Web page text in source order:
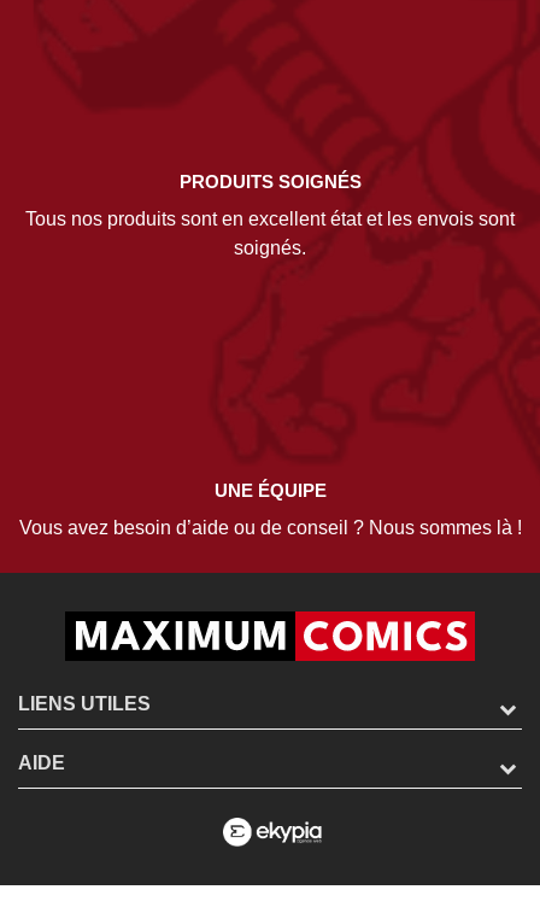
PRODUITS SOIGNÉS
Tous nos produits sont en excellent état et les envois sont
soignés.
UNE ÉQUIPE
Vous avez besoin d’aide ou de conseil ? Nous sommes là !
LIENS UTILES
AIDE